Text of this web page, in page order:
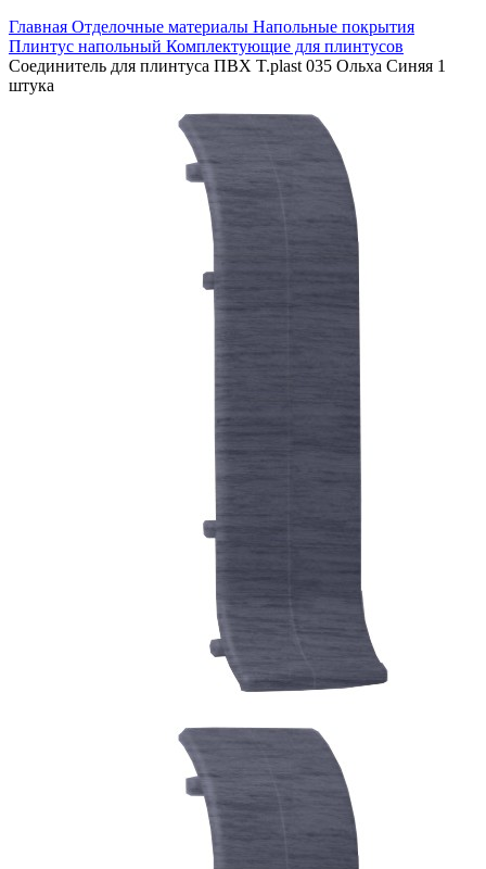
Главная Отделочные материалы Напольные покрытия
Плинтус напольный Комплектующие для плинтусов
Соединитель для плинтуса ПВХ T.рlast 035 Ольха Синяя 1
штука